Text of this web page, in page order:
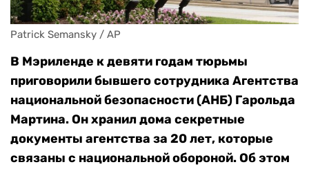
Patrick Semansky / AP
В Мэриленде к девяти годам тюрьмы
приговорили бывшего сотрудника Агентства
национальной безопасности (АНБ) Гарольда
Мартина. Он хранил дома секретные
документы агентства за 20 лет, которые
связаны с национальной обороной. Об этом